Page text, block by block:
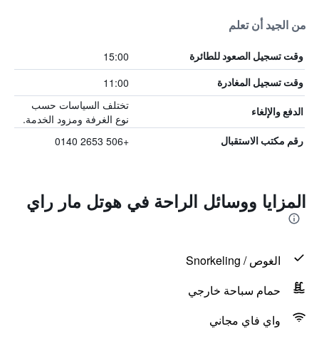
من الجيد أن تعلم
وقت تسجيل الصعود للطائرة 15:00
وقت تسجيل المغادرة 11:00
الدفع والإلغاء
تختلف السياسات حسب
نوع الغرفة ومزود الخدمة.
رقم مكتب الاستقبال +506 2653 0140
المزايا ووسائل الراحة في هوتل مار راي
الغوص / Snorkeling
حمام سباحة خارجي
واي فاي مجاني